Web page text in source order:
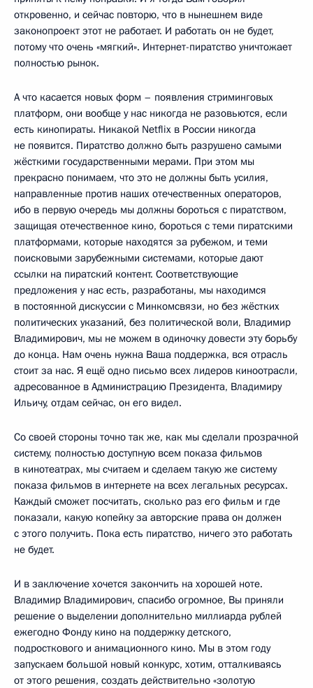
откровенно, и сейчас повторю, что в нынешнем виде
законопроект этот не работает. И работать он не будет,
потому что очень «мягкий». Интернет-пиратство уничтожает
полностью рынок.
А что касается новых форм – появления стриминговых
платформ, они вообще у нас никогда не разовьются, если
есть кинопираты. Никакой Netflix в России никогда
не появится. Пиратство должно быть разрушено самыми
жёсткими государственными мерами. При этом мы
прекрасно понимаем, что это не должны быть усилия,
направленные против наших отечественных операторов,
ибо в первую очередь мы должны бороться с пиратством,
защищая отечественное кино, бороться с теми пиратскими
платформами, которые находятся за рубежом, и теми
поисковыми зарубежными системами, которые дают
ссылки на пиратский контент. Соответствующие
предложения у нас есть, разработаны, мы находимся
в постоянной дискуссии с Минкомсвязи, но без жёстких
политических указаний, без политической воли, Владимир
Владимирович, мы не можем в одиночку довести эту борьбу
до конца. Нам очень нужна Ваша поддержка, вся отрасль
стоит за нас. Я ещё одно письмо всех лидеров киноотрасли,
адресованное в Администрацию Президента, Владимиру
Ильичу, отдам сейчас, он его видел.
Со своей стороны точно так же, как мы сделали прозрачной
систему, полностью доступную всем показа фильмов
в кинотеатрах, мы считаем и сделаем такую же систему
показа фильмов в интернете на всех легальных ресурсах.
Каждый сможет посчитать, сколько раз его фильм и где
показали, какую копейку за авторские права он должен
с этого получить. Пока есть пиратство, ничего это работать
не будет.
И в заключение хочется закончить на хорошей ноте.
Владимир Владимирович, спасибо огромное, Вы приняли
решение о выделении дополнительно миллиарда рублей
ежегодно Фонду кино на поддержку детского,
подросткового и анимационного кино. Мы в этом году
запускаем большой новый конкурс, хотим, отталкиваясь
от этого решения, создать действительно «золотую